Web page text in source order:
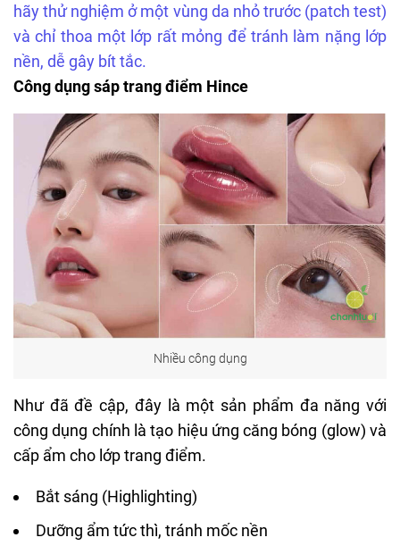
hãy thử nghiệm ở một vùng da nhỏ trước (patch test)
và chỉ thoa một lớp rất mỏng để tránh làm nặng lớp
nền, dễ gây bít tắc.
Công dụng sáp trang điểm Hince
Nhiều công dụng
Như đã đề cập, đây là một sản phẩm đa năng với
công dụng chính là tạo hiệu ứng căng bóng (glow) và
cấp ẩm cho lớp trang điểm.
Bắt sáng (Highlighting)
Dưỡng ẩm tức thì, tránh mốc nền